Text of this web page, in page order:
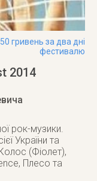
гривень за два дні
фестивалю
2014
рок-музики.
України та
(Фіолет),
Плесо та